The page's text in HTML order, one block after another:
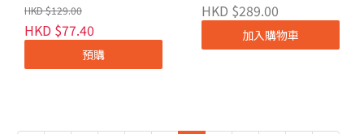
HKD $129.00
HKD $77.40
預購
HKD $289.00
加入購物車